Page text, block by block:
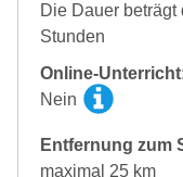
Die Dauer
Stunden
Online-
Nein
Entfernung zum
maximal 25 km